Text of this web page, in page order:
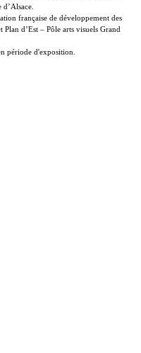
française de développement des
Plan d’Est – Pôle arts visuels Grand
période d'exposition.